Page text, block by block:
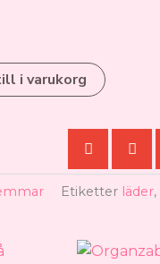
i varukorg
Etiketter läder,